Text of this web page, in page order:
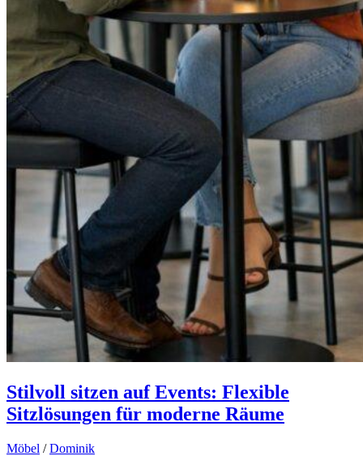
Stilvoll sitzen auf Events: Flexible
Sitzlösungen für moderne Räume
Möbel /Dominik